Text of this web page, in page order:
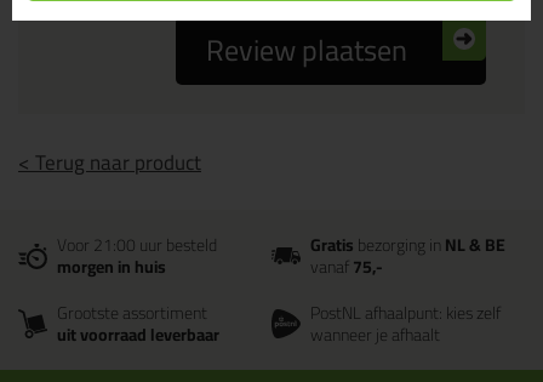
Review plaatsen
< Terug naar product
Voor 21:00 uur besteld
morgen in huis
Gratisbezorging inNL & BE
vanaf75,-
Grootste assortiment
uit voorraad leverbaar
PostNL afhaalpunt: kies zelf
wanneer je afhaalt